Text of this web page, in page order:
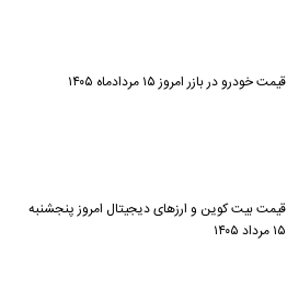
قیمت خودرو در بازر امروز ۱۵ مردادماه ۱۴۰۵
قیمت بیت کوین و ارز‌های دیجیتال امروز پنجشنبه
۱۵ مرداد ۱۴۰۵